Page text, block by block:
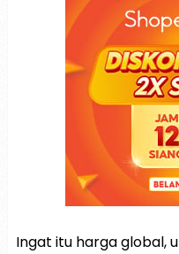
Ingat itu harga global,